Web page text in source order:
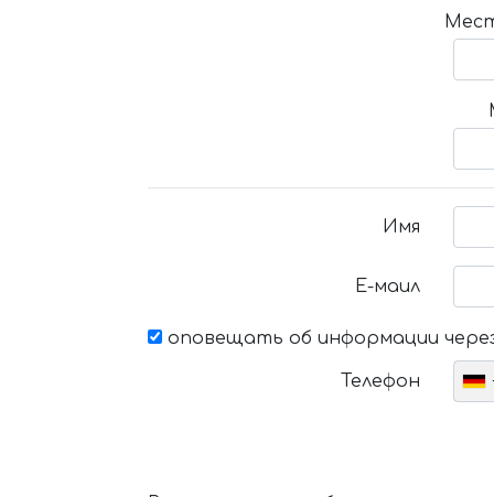
Имя
Е-маил
оповещать об информации
Телефон